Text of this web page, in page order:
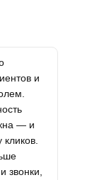
и
— и
звонки,